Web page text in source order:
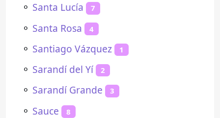
⚬ Santa Lucía 7
⚬ Santa Rosa 4
⚬ Santiago Vázquez 1
⚬ Sarandí del Yí 2
⚬ Sarandí Grande 3
⚬ Sauce 8